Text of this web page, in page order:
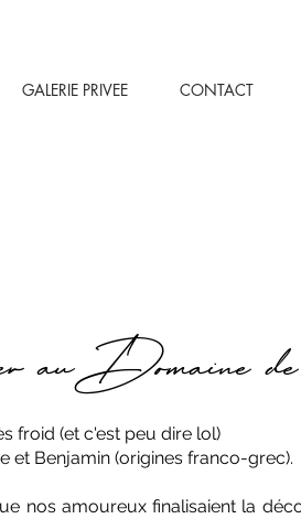
GALERIE PRIVEE CONTACT
auDomaine
froid (et c'est peu dire lol)
et Benjamin (origines franco-grec).
nos amoureux finalisaient la